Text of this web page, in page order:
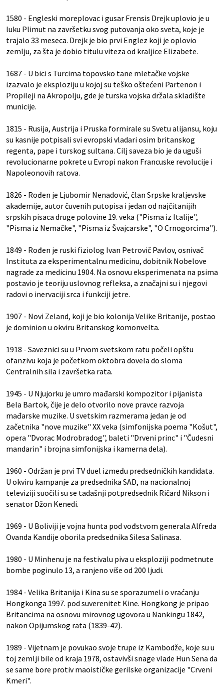
1580 - Engleski moreplovac i gusar Frensis Drejk uplovio je u
luku Plimut na završetku svog putovanja oko sveta, koje je
trajalo 33 meseca. Drejk je bio prvi Englez koji je oplovio
zemlju, za šta je dobio titulu viteza od kraljice Elizabete.
1687 - U bici s Turcima topovsko tane mletačke vojske
izazvalo je eksploziju u kojoj su teško oštećeni Partenon i
Propileji na Akropolju, gde je turska vojska držala skladište
municije.
1815 - Rusija, Austrija i Pruska formirale su Svetu alijansu, koju
su kasnije potpisali svi evropski vladari osim britanskog
regenta, pape i turskog sultana. Cilj saveza bio je da uguši
revolucionarne pokrete u Evropi nakon Francuske revolucije i
Napoleonovih ratova.
1826 - Rođen je Ljubomir Nenadović, član Srpske kraljevske
akademije, autor čuvenih putopisa i jedan od najčitanijih
srpskih pisaca druge polovine 19. veka ("Pisma iz Italije",
"Pisma iz Nemačke", "Pisma iz Švajcarske", "O Crnogorcima").
1849 - Rođen je ruski fiziolog Ivan Petrovič Pavlov, osnivač
Instituta za eksperimentalnu medicinu, dobitnik Nobelove
nagrade za medicinu 1904. Na osnovu eksperimenata na psima
postavio je teoriju uslovnog refleksa, a značajni su i njegovi
radovi o inervaciji srca i funkciji jetre.
1907 - Novi Zeland, koji je bio kolonija Velike Britanije, postao
je dominion u okviru Britanskog komonvelta.
1918 - Saveznici su u Prvom svetskom ratu počeli opštu
ofanzivu koja je početkom oktobra dovela do sloma
Centralnih sila i završetka rata.
1945 - U Njujorku je umro mađarski kompozitor i pijanista
Bela Bartok, čije je delo otvorilo nove pravce razvoja
mađarske muzike. U svetskim razmerama jedan je od
začetnika "nove muzike" XX veka (simfonijska poema "Košut",
opera "Dvorac Modrobradog", baleti "Drveni princ" i "Čudesni
mandarin" i brojna simfonijska i kamerna dela).
1960 - Održan je prvi TV duel između predsedničkih kandidata.
U okviru kampanje za predsednika SAD, na nacionalnoj
televiziji suočili su se tadašnji potpredsednik Ričard Nikson i
senator Džon Kenedi.
1969 - U Boliviji je vojna hunta pod vođstvom generala Alfreda
Ovanda Kandije oborila predsednika Silesa Salinasa.
1980 - U Minhenu je na festivalu piva u eksploziji podmetnute
bombe poginulo 13, a ranjeno više od 200 ljudi.
1984 - Velika Britanija i Kina su se sporazumeli o vraćanju
Hongkonga 1997. pod suverenitet Kine. Hongkong je pripao
Britancima na osnovu mirovnog ugovora u Nankingu 1842,
nakon Opijumskog rata (1839-42).
1989 - Vijetnam je povukao svoje trupe iz Kambodže, koje su u
toj zemlji bile od kraja 1978, ostavivši snage vlade Hun Sena da
se same bore protiv maoističke gerilske organizacije "Crveni
Kmeri".